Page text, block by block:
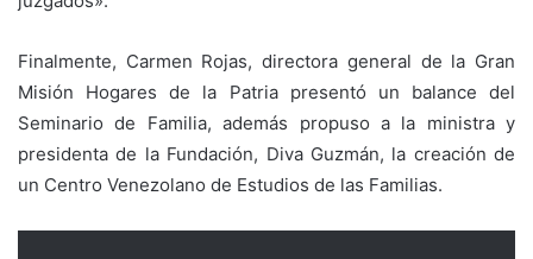
Finalmente, Carmen Rojas, directora general de la Gran
Misión Hogares de la Patria presentó un balance del
Seminario de Familia, además propuso a la ministra y
presidenta de la Fundación, Diva Guzmán, la creación de
un Centro Venezolano de Estudios de las Familias.